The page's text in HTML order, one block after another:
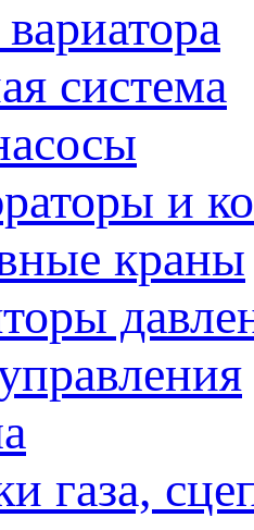
система
и
краны
газа,